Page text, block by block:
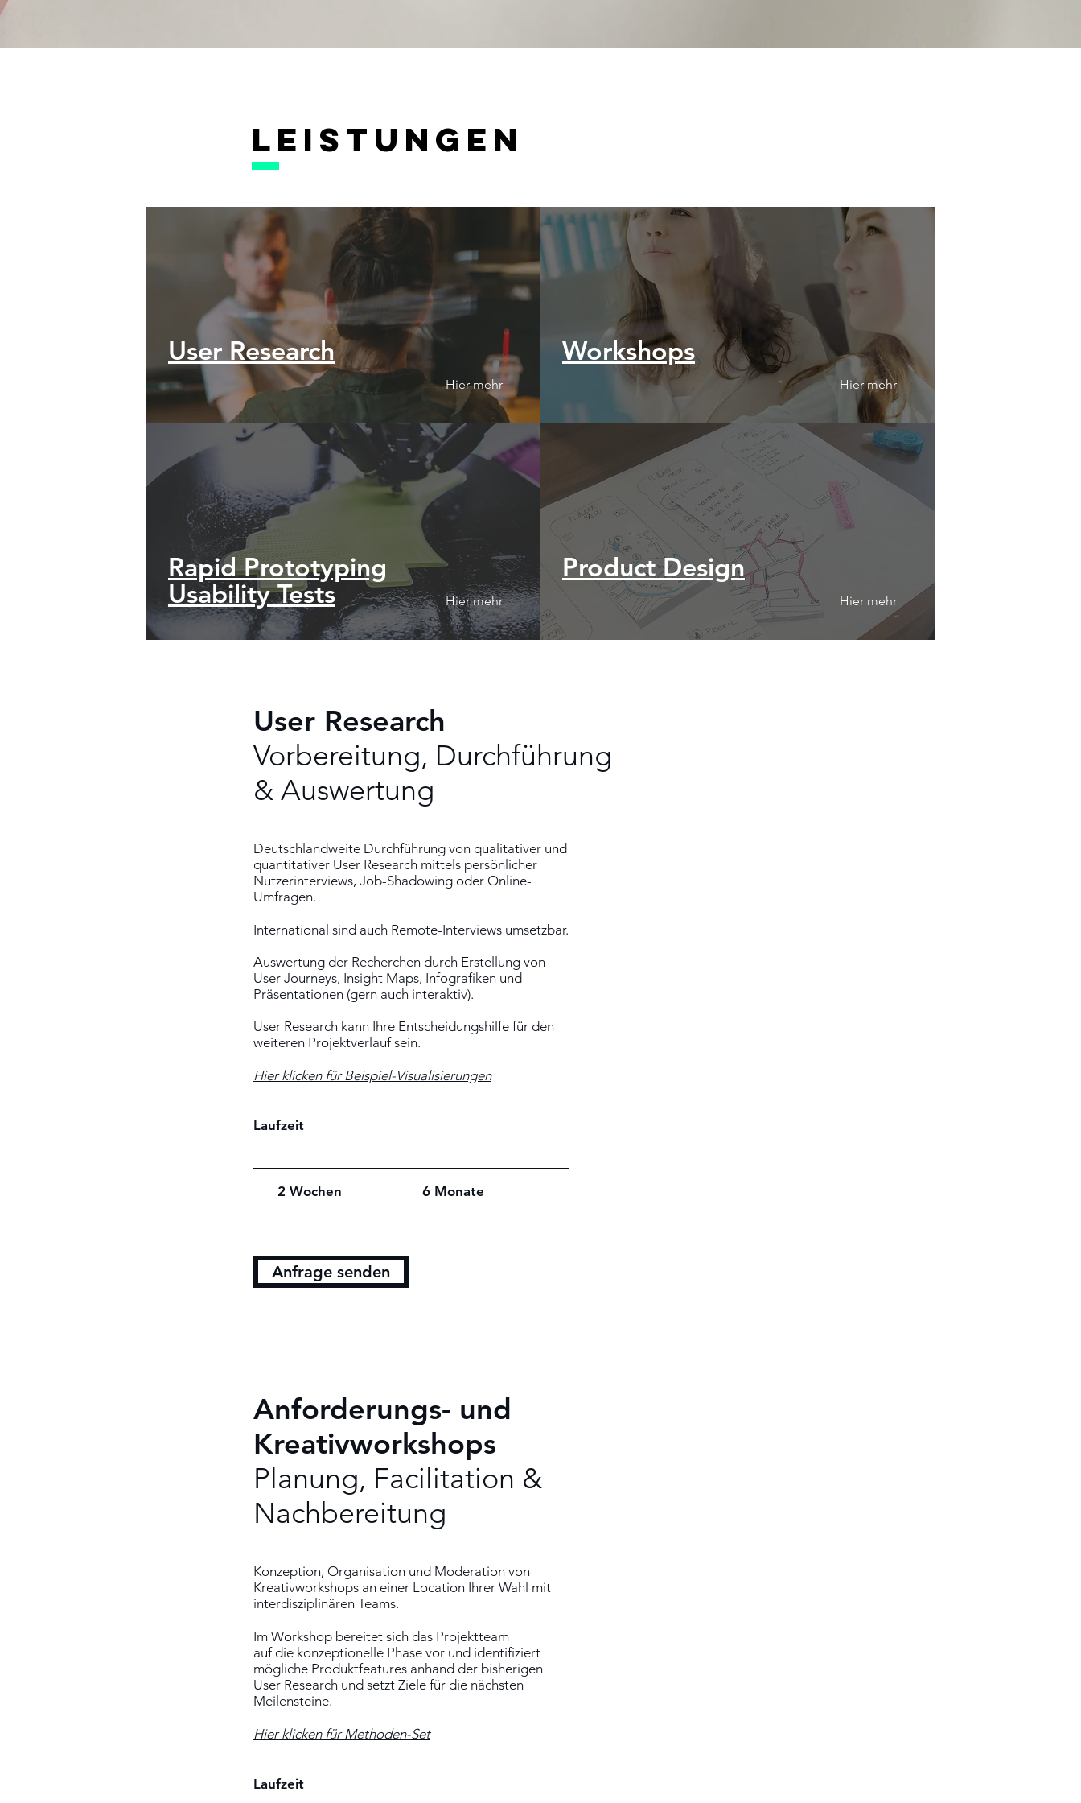
leistungen
User Research
Hier mehr
Rapid Prototyping
Usability Tests
Hier mehr
Workshops
Hier mehr
ProductDesign
Hier mehr
User Research
Vorbereitung, Durchführung
& Auswertung
Deutschlandweite Durchführung von qualitativer und
quantitativer User Research mittels persönlicher
Nutzerinterviews, Job-Shadowing oder Online-
Umfragen.
International sind auch Remote-Interviews umsetzbar.
Auswertung der Recherchen durch Erstellung von
User Journeys, Insight Maps, Infografiken und
Präsentationen (gern auch interaktiv).
User Research kann Ihre Entscheidungshilfe für den
weiteren Projektverlauf sein.
Hier klicken für Beispiel-Visualisierungen
Laufzeit
2 Wochen 6 Monate
Anfrage senden
Anforderungs- und
Kreativworkshops
Planung, Facilitation &
Nachbereitung
Konzeption, Organisation und Moderation von
Kreativworkshops an einer Location Ihrer Wahl mit
interdisziplinären Teams.
Im Workshop bereitet sich das Projektteam
auf die konzeptionelle Phase vor und identifiziert
mögliche Produktfeatures anhand der bisherigen
User Research und setzt Ziele für die nächsten
Meilensteine.
Hier klicken fürMethoden-Set
Laufzeit